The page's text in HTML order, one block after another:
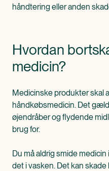
håndtering eller anden
Hvordan
medicin?
Medicinske produkter skal
håndkøbsmedicin. Det
øjendråber og flydende
brug for.
Du må aldrig smide
det i vasken. Det kan